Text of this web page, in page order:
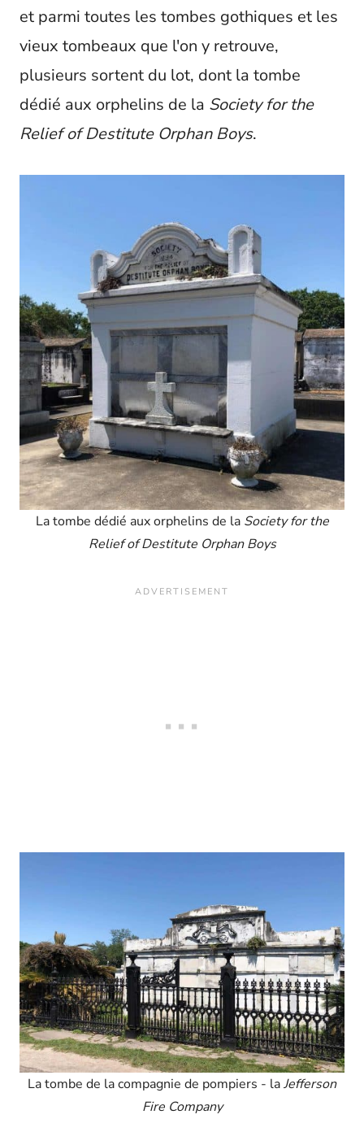
et parmi toutes les tombes gothiques et les
vieux tombeaux que l'on y retrouve,
plusieurs sortent du lot, dont la tombe
dédié aux orphelins de la Society for the
Relief of Destitute Orphan Boys.
La tombe dédié aux orphelins de la Society for the
Relief of Destitute Orphan Boys
La tombe de la compagnie de pompiers - laJefferson
Fire Company